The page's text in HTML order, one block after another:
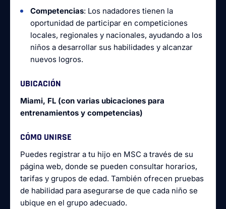
Competencias: Los nadadores tienen la
oportunidad de participar en competiciones
locales, regionales y nacionales, ayudando a los
niños a desarrollar sus habilidades y alcanzar
nuevos logros.
UBICACIÓN
Miami, FL (con varias ubicaciones para
entrenamientos y competencias)
CÓMO UNIRSE
Puedes registrar a tu hijo en MSC a través de su
página web, donde se pueden consultar horarios,
tarifas y grupos de edad. También ofrecen pruebas
de habilidad para asegurarse de que cada niño se
ubique en el grupo adecuado.